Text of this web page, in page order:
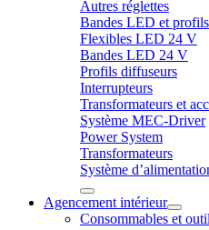
Autres réglettes
Bandes LED et profils
Flexibles LED 24 V
Bandes LED 24 V
Profils diffuseurs
Interrupteurs
Transformateurs et
Système MEC-Driver
Power System
Transformateurs
Système
Agencement intérieur
Consommables et